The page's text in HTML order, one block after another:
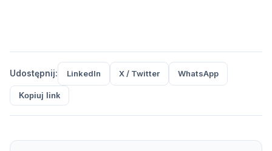
Udostępnij: LinkedIn X / Twitter WhatsApp
Kopiuj link